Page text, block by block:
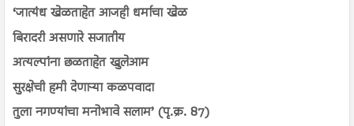
‘जात्यंध खेळताहेत आजही धर्माचा खेळ
बिरादरी असणारे सजातीय
अत्यल्पांना छळताहेत खुलेआम
सुरक्षेची हमी देणाऱ्या कळपवादा
तुला नगण्यांचा मनोभावे सलाम’ (पृ.क्र. 87)